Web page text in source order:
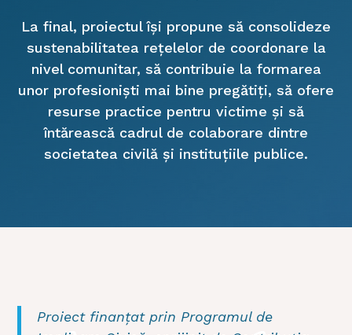
La final, proiectul își propune să consolideze
sustenabilitatea rețelelor de coordonare la
nivel comunitar, să contribuie la formarea
unor profesioniști mai bine pregătiți, să ofere
resurse practice pentru victime și să
întărească cadrul de colaborare dintre
societatea civilă și instituțiile publice.
Proiect finanțat prin Programul de